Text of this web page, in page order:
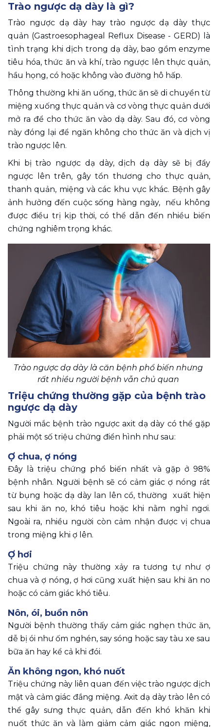
Trào ngược dạ dày là gì?
Trào ngược dạ dày hay trào ngược dạ dày thực
quản (Gastroesophageal Reflux Disease - GERD) là
tình trạng khi dịch trong dạ dày, bao gồm enzyme
tiêu hóa, thức ăn và khí, trào ngược lên thực quản,
hầu họng, có hoặc không vào đường hô hấp.
Thông thường khi ăn uống, thức ăn sẽ di chuyển từ
miệng xuống thực quản và cơ vòng thực quản dưới
mở ra để cho thức ăn vào dạ dày. Sau đó, cơ vòng
này đóng lại để ngăn không cho thức ăn và dịch vị
trào ngược lên.
Khi bị trào ngược dạ dày, dịch dạ dày sẽ bị đẩy
ngược lên trên, gây tổn thương cho thực quản,
thanh quản, miệng và các khu vực khác. Bệnh gây
ảnh hưởng đến cuộc sống hàng ngày,  nếu không
được điều trị kịp thời, có thể dẫn đến nhiều biến
chứng nghiêm trọng khác.
Trào ngược dạ dày là căn bệnh phổ biến nhưng
rất nhiều người bệnh vẫn chủ quan
Triệu chứng thường gặp của bệnh trào
ngược dạ dày
Người mắc bệnh trào ngược axit dạ dày có thể gặp
phải một số triệu chứng điển hình như sau:
Ợ chua, ợ nóng
Đây là triệu chứng phổ biến nhất và gặp ở 98%
bệnh nhân. Người bệnh sẽ có cảm giác ợ nóng rát
từ bụng hoặc dạ dày lan lên cổ, thường  xuất hiện
sau khi ăn no, khó tiêu hoặc khi nằm nghỉ ngơi.
Ngoài ra, nhiều người còn cảm nhận được vị chua
trong miệng khi ợ lên.
Ợ hơi
Triệu chứng này thường xảy ra tương tự như ợ
chua và ợ nóng, ợ hơi cũng xuất hiện sau khi ăn no
hoặc có cảm giác khó tiêu.
Nôn, ói, buồn nôn
Người bệnh thường thấy cảm giác nghẹn thức ăn,
dễ bị ói như ốm nghén, say sóng hoặc say tàu xe sau
bữa ăn hay kể cả khi đói.
Ăn không ngon, khó nuốt
Triệu chứng này liên quan đến việc trào ngược dịch
mật và cảm giác đắng miệng. Axit dạ dày trào lên có
thể gây sưng thực quản, dẫn đến khó khăn khi
nuốt thức ăn và làm giảm cảm giác ngon miệng,